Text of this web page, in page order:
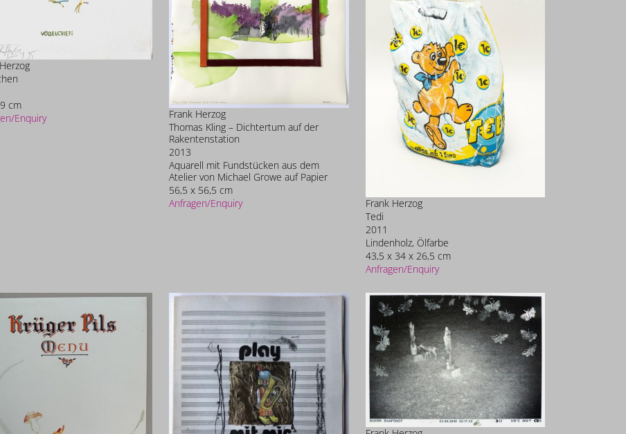
cm
Enquiry
Frank Herzog
Thomas Kling – Dichtertum auf der
Rakentenstation
2013
Aquarell mit Fundstücken aus dem
Atelier von Michael Growe auf Papier
56,5 x 56,5 cm
Anfragen/Enquiry
Frank Herzog
Tedi
2011
Lindenholz, Ölfarbe
43,5 x 34 x 26,5 cm
Anfragen/Enquiry